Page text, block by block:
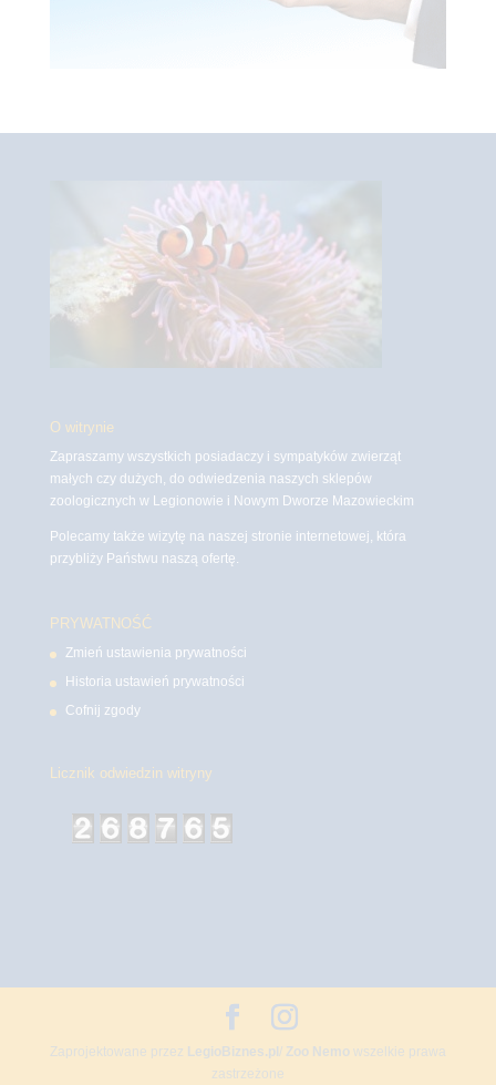
O witrynie
Zapraszamy wszystkich posiadaczy i sympatyków zwierząt
małych czy dużych, do odwiedzenia naszych sklepów
zoologicznych w Legionowie i Nowym Dworze Mazowieckim
Polecamy także wizytę na naszej stronie internetowej, która
przybliży Państwu naszą ofertę.
PRYWATNOŚĆ
Zmień ustawienia prywatności
Historia ustawień prywatności
Cofnij zgody
Licznik odwiedzin witryny
Zaprojektowane przez LegioBiznes.pl/ Zoo Nemowszelkie prawa
zastrzeżone